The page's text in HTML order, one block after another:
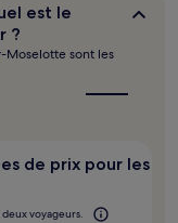
est le
?
Moselotte sont les
de prix pour les
deux voyageurs.